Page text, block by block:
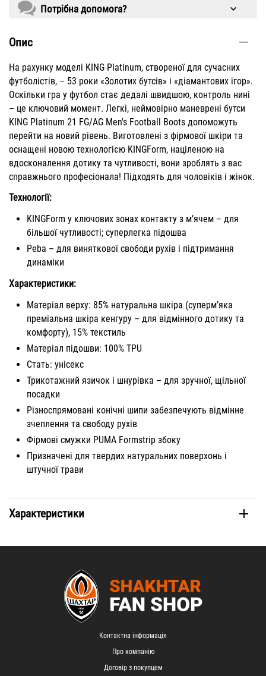
Потрібна допомога?
Опис
На рахунку моделі KING Platinum, створеної для сучасних
футболістів, – 53 роки «Золотих бутсів» і «діамантових ігор».
Оскільки гра у футбол стає дедалі швидшою, контроль нині
– це ключовий момент. Легкі, неймовірно маневрені бутси
KING Platinum 21 FG/AG Men's Football Boots допоможуть
перейти на новий рівень. Виготовлені з фірмової шкіри та
оснащені новою технологією KINGForm, націленою на
вдосконалення дотику та чутливості, вони зроблять з вас
справжнього професіонала! Підходять для чоловіків і жінок.
Технології:
KINGForm у ключових зонах контакту з м’ячем – для
більшої чутливості; суперлегка підошва
Peba – для виняткової свободи рухів і підтримання
динаміки
Характеристики:
Матеріал верху: 85% натуральна шкіра (суперм’яка
преміальна шкіра кенгуру – для відмінного дотику та
комфорту), 15% текстиль
Матеріал підошви: 100% TPU
Стать: унісекс
Трикотажний язичок і шнурівка – для зручної, щільної
посадки
Різноспрямовані конічні шипи забезпечують відмінне
зчеплення та свободу рухів
Фірмові смужки PUMA Formstrip збоку
Призначені для твердих натуральних поверхонь і
штучної трави
Характеристики
Контактна інформація
Про компанію
Договір з покупцем